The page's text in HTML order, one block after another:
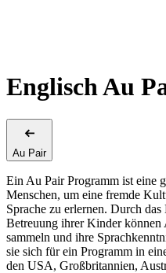
Englisch Au
Au Pair
Ein Au Pair Programm ist eine
Menschen, um eine fremde
Sprache zu erlernen. Durch
Betreuung ihrer Kinder
sammeln und ihre
sie sich für ein Programm in
den USA, Großbritannien,